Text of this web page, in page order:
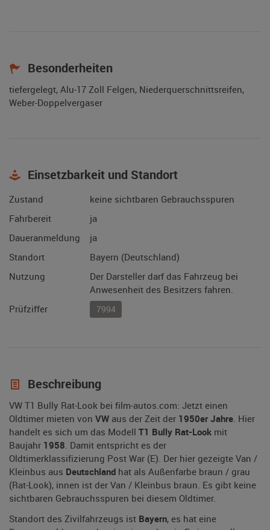
Besonderheiten
tiefergelegt, Alu-17 Zoll Felgen, Niederquerschnittsreifen,
Weber-Doppelvergaser
Einsetzbarkeit und Standort
Zustand
keine sichtbaren Gebrauchsspuren
Fahrbereit
ja
Daueranmeldung
ja
Standort
Bayern (Deutschland)
Nutzung
Der Darsteller darf das Fahrzeug bei
Anwesenheit des Besitzers fahren.
Prüfziffer
7994
Beschreibung
VW T1 Bully Rat-Look bei film-autos.com: Jetzt einen
Oldtimer mieten von VW aus der Zeit der 1950er Jahre. Hier
handelt es sich um das Modell T1 Bully Rat-Look mit
Baujahr 1958. Damit entspricht es der
Oldtimerklassifizierung Post War (E). Der hier gezeigte Van /
Kleinbus aus Deutschland hat als Außenfarbe braun / grau
(Rat-Look), innen ist der Van / Kleinbus braun. Es gibt keine
sichtbaren Gebrauchsspuren bei diesem Oldtimer.
Standort des Zivilfahrzeugs ist Bayern, es hat eine